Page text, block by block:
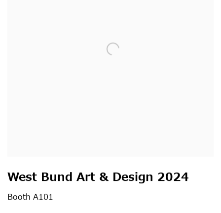
West Bund Art & Design 2024
Booth A101